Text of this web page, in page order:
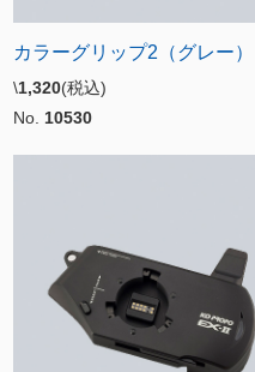
カラーグリップ2（グレー）
\1,320(税込)
No. 10530